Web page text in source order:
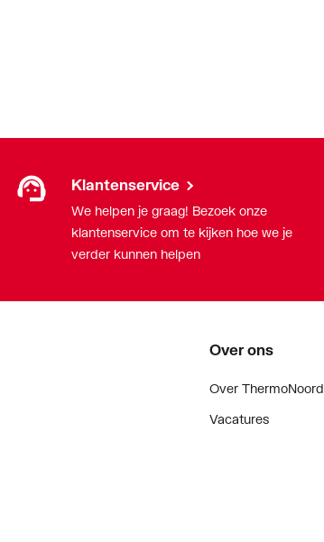
Klantenservice
We helpen je graag! Bezoek onze
klantenservice om te kijken hoe we je
verder kunnen helpen
Over ons
Over ThermoNoord
Vacatures